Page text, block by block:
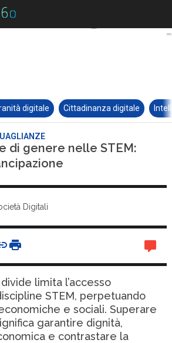
digitale Cittadinanza digitale
di genere nelle STEM:
Digitali
limita l’accesso
STEM, perpetuando
e sociali. Superare
garantire dignità,
e contrastare la